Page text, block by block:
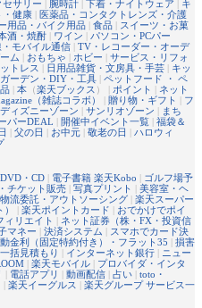
セサリー | 腕時計 | 下着・ナイトウェア | キ
・健康 | 医薬品・コンタクトレンズ・介護
用品・バイク用品 | 食品 | スイーツ・お菓
酒・焼酎 | ワイン | パソコン・PCパー
モバイル通信 | TV・レコーダー・オーデ
ム | おもちゃ | ホビー | サービス・リフォ
トレス | 日用品雑貨・文房具・手芸 | キッ
ガーデン・DIY・工具 | ペットフード ・ ペ
| 本 （楽天ブックス ） | ポイント | ネット
（雑誌コラボ） | 贈り物・ギフト | フ
ディズニーゾーン | サンリオゾーン | まち
パーDEAL | 開催中イベント一覧 | 福袋＆
| 父の日 | お中元 | 敬老の日 | ハロウィ
・CD | 電子書籍 楽天Kobo | ゴルフ場予
チケット販売 | 写真プリント | 美容室・ヘ
物流委託・アウトソーシング | 楽天スーパー
| 楽天ポイントカード | おでかけでポイ
ィリエイト | ネット証券（株・FX・投資信
マネー | 決済システム | スマホでカード決
金利（固定特約付き）・フラット35 | 損害
括見積もり | インターネット銀行 | ニュー
| 楽天モバイル | プロバイダ・インタ
| 電話アプリ | 動画配信 | 占い | toto・
| 楽天イーグルス | 楽天グループ サービス一